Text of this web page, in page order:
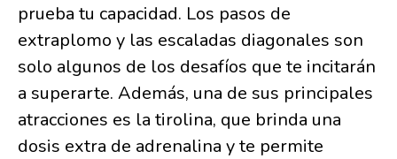
prueba tu capacidad. Los pasos de
extraplomo y las escaladas diagonales son
solo algunos de los desafíos que te incitarán
a superarte. Además, una de sus principales
atracciones es la tirolina, que brinda una
dosis extra de adrenalina y te permite